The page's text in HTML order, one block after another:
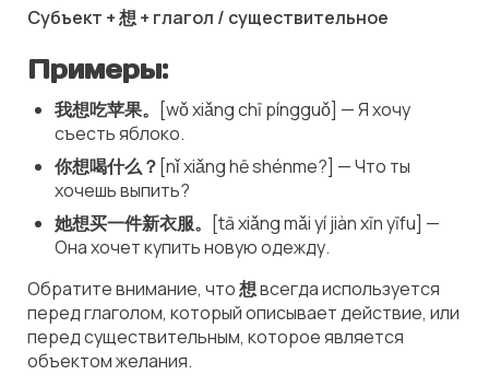
Субъект + 想 + глагол / существительное
Примеры:
我想吃苹果。 [wǒ xiǎng chī píngguǒ] — Я хочу
съесть яблоко.
你想喝什么？ [nǐ xiǎng hē shénme?] — Что ты
хочешь выпить?
她想买一件新衣服。 [tā xiǎng mǎi yí jiàn xīn yīfu] —
Она хочет купить новую одежду.
Обратите внимание, что想всегда используется
перед глаголом, который описывает действие, или
перед существительным, которое является
объектом желания.